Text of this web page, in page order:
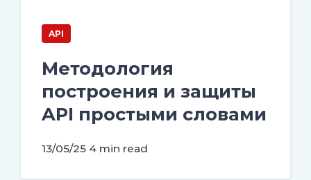
API
Методология
построения и защиты
API простыми словами
13/05/25 4 min read